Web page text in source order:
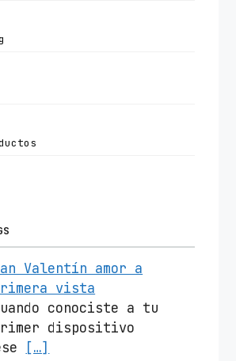
Valentín amor a
vista
conociste a tu
dispositivo
[…]